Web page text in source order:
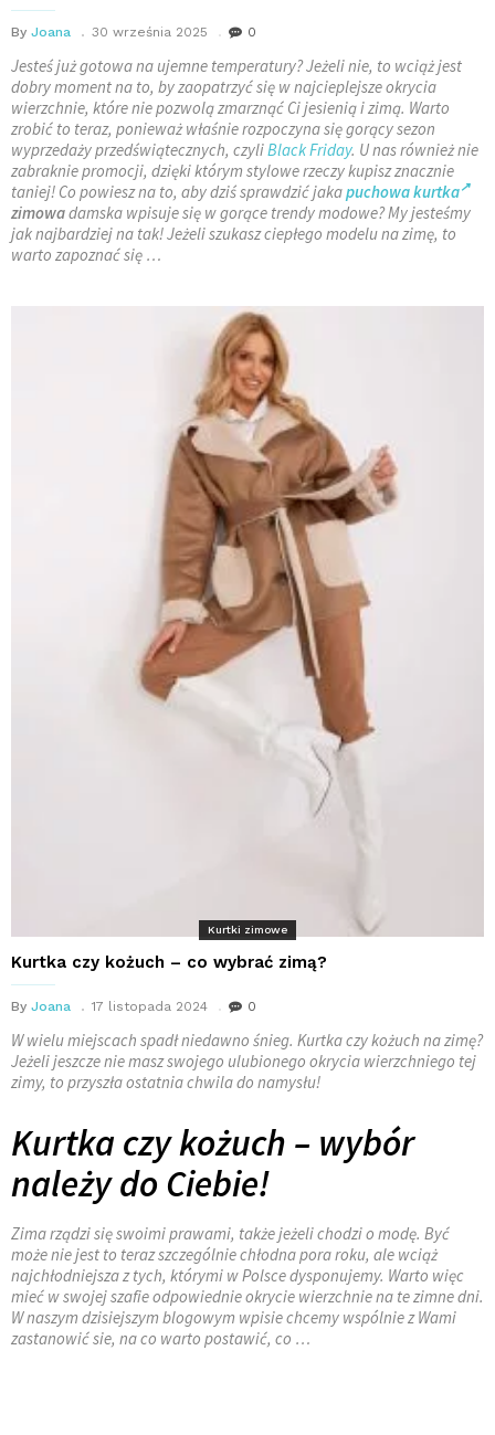
By Joana 30 września 2025 0
Jesteś już gotowa na ujemne temperatury? Jeżeli nie, to wciąż jest
dobry moment na to, by zaopatrzyć się w najcieplejsze okrycia
wierzchnie, które nie pozwolą zmarznąć Ci jesienią i zimą. Warto
zrobić to teraz, ponieważ właśnie rozpoczyna się gorący sezon
wyprzedaży przedświątecznych, czyliBlack Friday. U nas również nie
zabraknie promocji, dzięki którym stylowe rzeczy kupisz znacznie
taniej! Co powiesz na to, aby dziś sprawdzić jakapuchowa kurtka
zimowadamska wpisuje się w gorące trendy modowe? My jesteśmy
jak najbardziej na tak! Jeżeli szukasz ciepłego modelu na zimę, to
warto zapoznać się …
Kurtki zimowe
Kurtka czy kożuch – co wybrać zimą?
By Joana 17 listopada 2024 0
W wielu miejscach spadł niedawno śnieg. Kurtka czy kożuch na zimę?
Jeżeli jeszcze nie masz swojego ulubionego okrycia wierzchniego tej
zimy, to przyszła ostatnia chwila do namysłu!
Kurtka czy kożuch – wybór
należy do Ciebie!
Zima rządzi się swoimi prawami, także jeżeli chodzi o modę. Być
może nie jest to teraz szczególnie chłodna pora roku, ale wciąż
najchłodniejsza z tych, którymi w Polsce dysponujemy. Warto więc
mieć w swojej szafie odpowiednie okrycie wierzchnie na te zimne dni.
W naszym dzisiejszym blogowym wpisie chcemy wspólnie z Wami
zastanowić sie, na co warto postawić, co …